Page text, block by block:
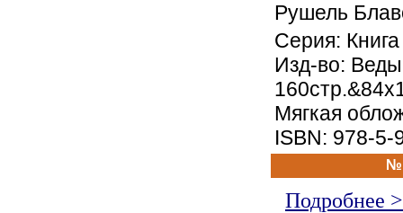
Рушель
Серия:
Изд-во:
Мягкая
ISBN: 978-5-
Подробнее